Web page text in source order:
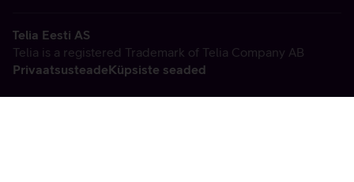
Telia Eesti AS
Telia is a registered Trademark of Telia Company AB
PrivaatsusteadeKüpsiste seaded